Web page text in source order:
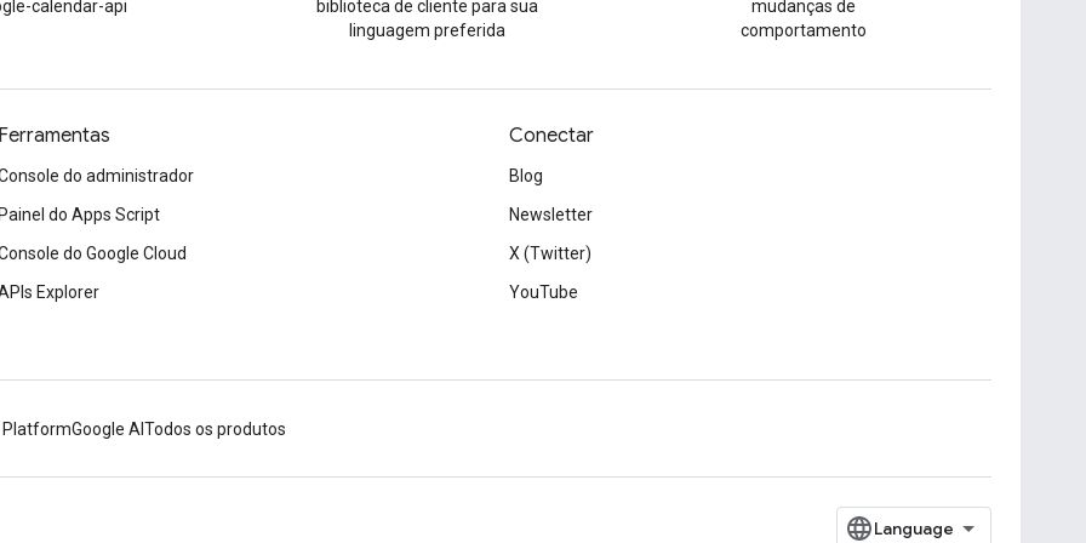
calendar-api
biblioteca de cliente para sua
linguagem preferida
mudanças de
comportamento
Ferramentas
do administrador
Painel do Apps Script
do Google Cloud
Explorer
Conectar
Blog
Newsletter
X (Twitter)
YouTube
PlatformGoogle AI Todos os produtos